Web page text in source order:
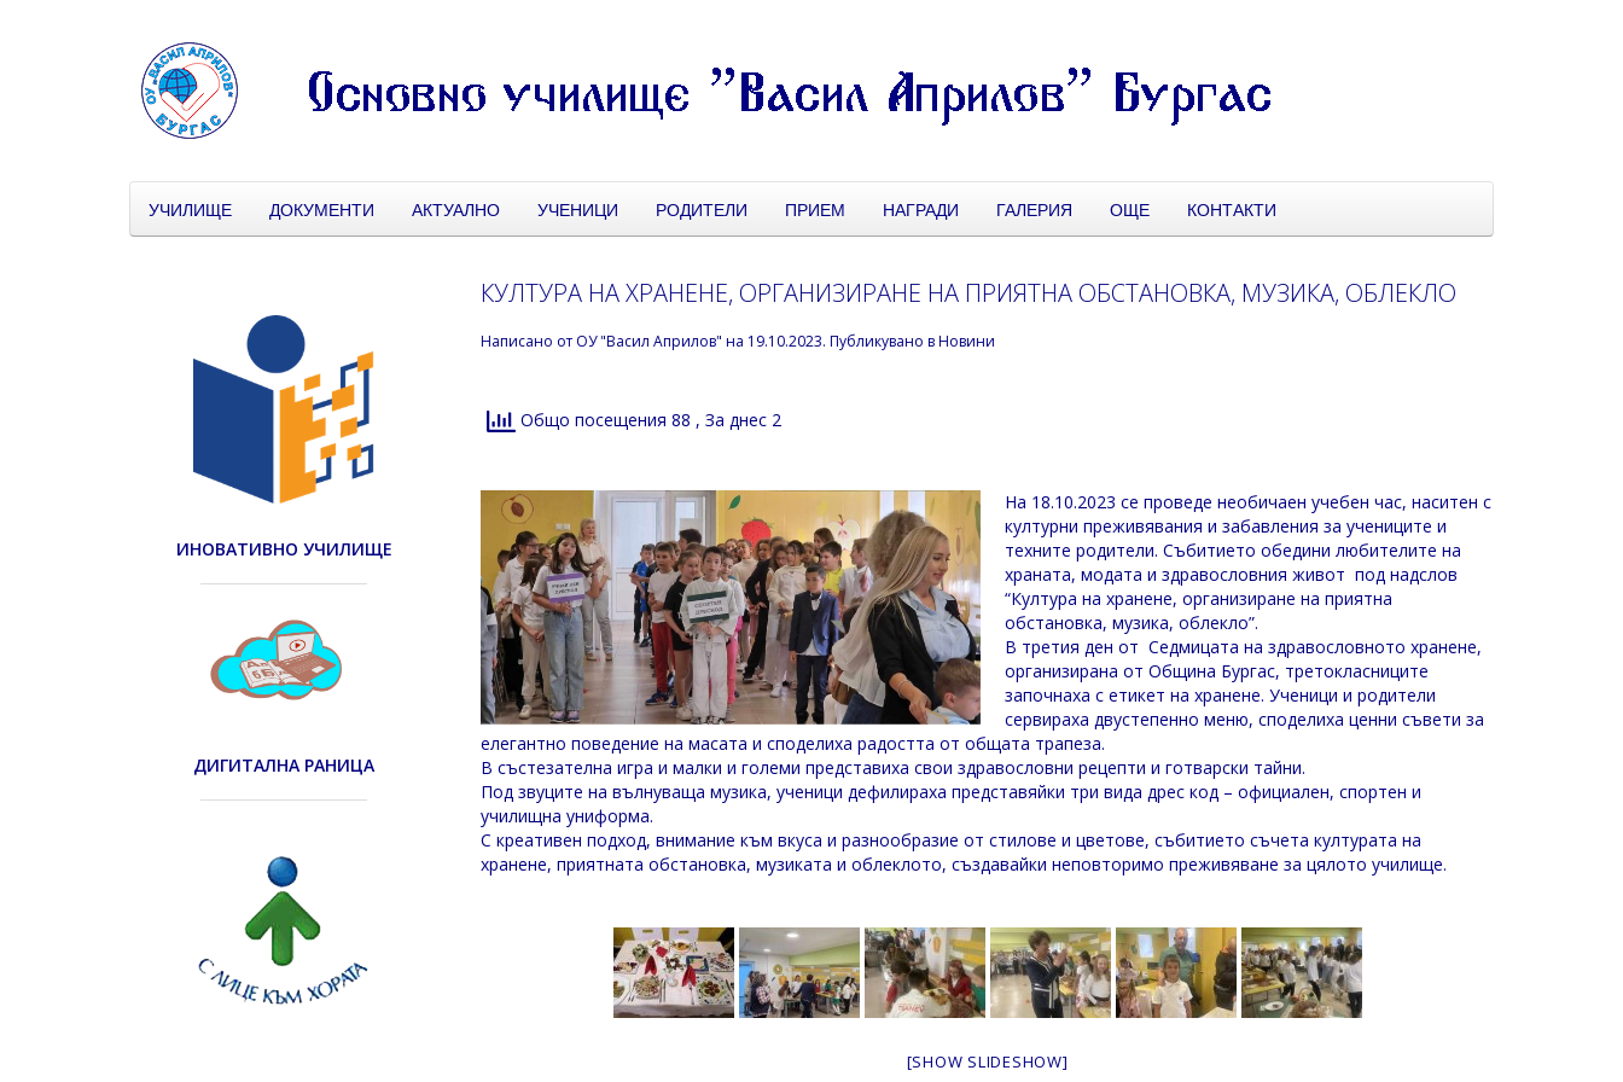
УЧИЛИЩЕ ДОКУМЕНТИ АКТУАЛНО УЧЕНИЦИ РОДИТЕЛИ ПРИЕМ НАГРАДИ ГАЛЕРИЯ ОЩЕ КОНТАКТИ
КУЛТУРА НА ХРАНЕНЕ, ОРГАНИЗИРАНЕ НА ПРИЯТНА ОБСТАНОВКА, МУЗИКА, ОБЛЕКЛО
Написано от ОУ "Васил Априлов" на 19.10.2023. Публикувано вНовини
Общо посещения 88 , За днес 2
На 18.10.2023 се проведе необичаен учебен час, наситен с
културни преживявания и забавления за учениците и
техните родители. Събитието обедини любителите на
храната, модата и здравословния живот под надслов
“Култура на хранене, организиране на приятна
обстановка, музика, облекло”.
В третия ден от Седмицата на здравословното хранене,
организирана от Община Бургас, третокласниците
започнаха с етикет на хранене. Ученици и родители
сервираха двустепенно меню, споделиха ценни съвети за
елегантно поведение на масата и споделиха радостта от общата трапеза.
В състезателна игра и малки и големи представиха свои здравословни рецепти и готварски тайни.
Под звуците на вълнуваща музика, ученици дефилираха представяйки три вида дрес код – официален, спортен и
училищна униформа.
С креативен подход, внимание към вкуса и разнообразие от стилове и цветове, събитието съчета културата на
хранене, приятната обстановка, музиката и облеклото, създавайки неповторимо преживяване за цялото училище.
[SHOW SLIDESHOW]
ИНОВАТИВНО УЧИЛИЩЕ
ДИГИТАЛНА РАНИЦА